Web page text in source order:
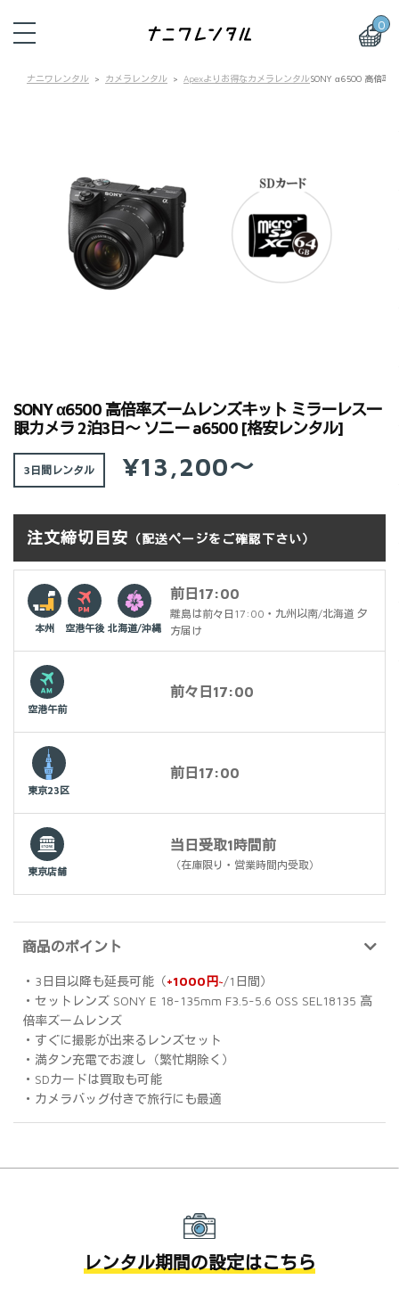
0
ナニワレンタル カメラレンタル Apexよりお得なカメラレンタルSONY α6500 高倍率
SONY α6500 高倍率ズームレンズキット ミラーレス一
眼カメラ 2泊3日～ ソニー a6500 [格安レンタル]
3日間 ¥13,200～
注文締切目安 （配送ページをご確認下さい）
本州 空港午後 北海道/沖縄
前日17:00
離島は前々日17:00・九州以南/北海道 夕
方届け
空港午前
前々日17:00
東京23区
前日17:00
東京店舗
当日受取1時間前
（在庫限り・営業時間内受取）
商品のポイント
・3日目以降も延長可能（+1000円~/1日間）
・セットレンズ SONY E 18-135mm F3.5-5.6 OSS SEL18135 高
倍率ズームレンズ
・すぐに撮影が出来るレンズセット
・満タン充電でお渡し（繁忙期除く）
・SDカードは買取も可能
・カメラバッグ付きで旅行にも最適
レンタル期間の設定はこちら